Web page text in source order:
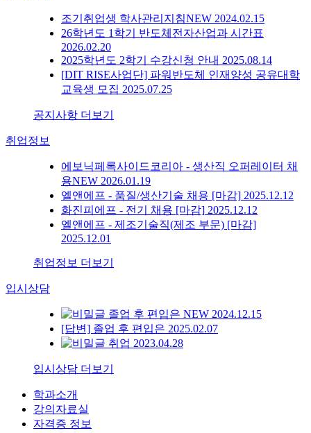
조기취업생 학사관리지침NEW 2024.02.15
26학년도 1학기 반도체전자산업과 시간표
2026.02.20
2025학년도 2학기 수강신청 안내 2025.08.14
[DIT RISE사업단] 파워반도체 인재양성 공유대학
교육생 모집 2025.07.25
공지사항 더보기
취업정보
에보닉페록사이드코리아 - 생산직 오퍼레이터 채
용NEW 2026.01.19
엘앤에프 - 품질/생산기술 채용 [마감] 2025.12.12
화진피에프 - 전기 채용 [마감] 2025.12.12
엘앤에프 - 제조기술직(제조 부문) [마감]
2025.12.01
취업정보 더보기
입시상담
졸업 후 편입은 NEW 2024.12.15
[답변] 졸업 후 편입은 2025.02.07
취업 2023.04.28
입시상담 더보기
학과소개
강의자료실
자격증 정보